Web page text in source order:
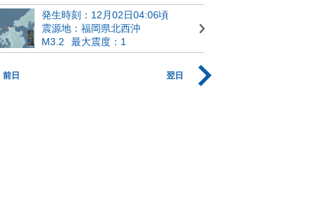
発生時刻：12月02日04:06頃
震源地：福岡県北西沖
M3.2
最大震度：1
前日 翌日